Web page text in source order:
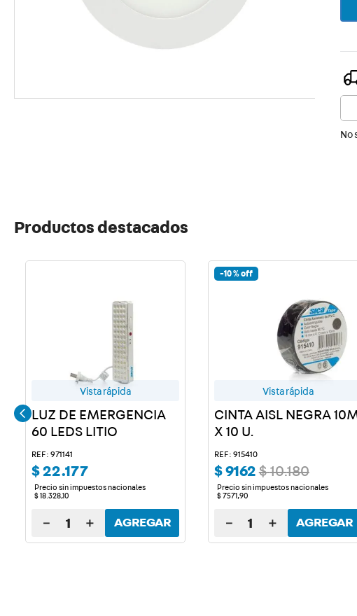
No
Productos destacados
Vista rápida
LUZ DE EMERGENCIA
60 LEDS LITIO
REF: 971141
$22.177
Precio sin impuestos nacionales
$18. 328,10
＋
－ AGREGAR
-10 %
Vista rápida
CINTA AISL NEGRA
X 10 U.
REF: 915410
$9162 $10.180
Precio sin impuestos nacionales
$ 7571,90
＋
－ AGREGAR